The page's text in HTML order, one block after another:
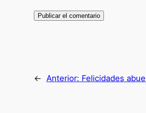
← Anterior: Felicidades